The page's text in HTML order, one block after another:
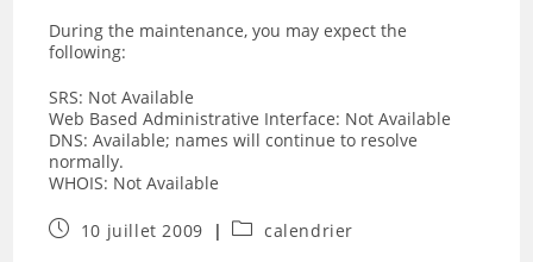
During the maintenance, you may expect the
following:
SRS: Not Available
Web Based Administrative Interface: Not Available
DNS: Available; names will continue to resolve
normally.
WHOIS: Not Available
Publication
10 juillet 2009
Postcalendrier